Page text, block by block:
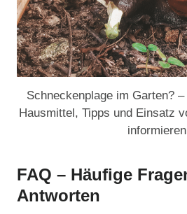
Schneckenplage im Garten?
Hausmittel, Tipps und Einsatz
informieren
FAQ – Häufige
Antworten